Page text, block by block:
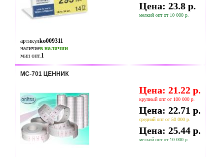
Цена: 23.8 р.
мелкий опт от 10 000 р.
артикулko009311
наличиев наличии
мин опт.1
MC-701 ЦЕННИК
Цена: 21.22 р.
крупный опт от 100 000 р.
Цена: 22.71 р.
средний опт от 50 000 р.
Цена: 25.44 р.
мелкий опт от 10 000 р.